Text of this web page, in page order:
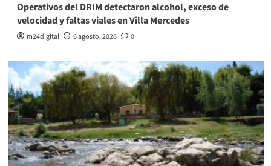
Operativos del DRIM detectaron alcohol, exceso de
velocidad y faltas viales en Villa Mercedes
m24digital 6 agosto, 2026 0